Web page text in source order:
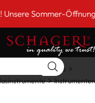
Sommer-
Holzblasinstrumente